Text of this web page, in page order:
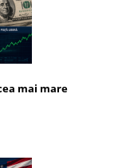
mai mare